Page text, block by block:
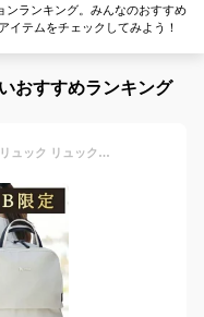
ンランキング。みんなのおすすめ
イテムをチェックしてみよう！
おすすめランキング
【限定クーポン】WEB限定アイテム リュック リュックサック レディース 通勤 仕事 ビジネス ビジネスリュック A4 PC 収納 パソコン スリム 薄型 大容量 軽量 軽い 出張 オフィス 通学 きれいめ 電車 上品 大人 おしゃれ 女性 女子 10代 20代 30代 40代 50代 60代 旅行 moz